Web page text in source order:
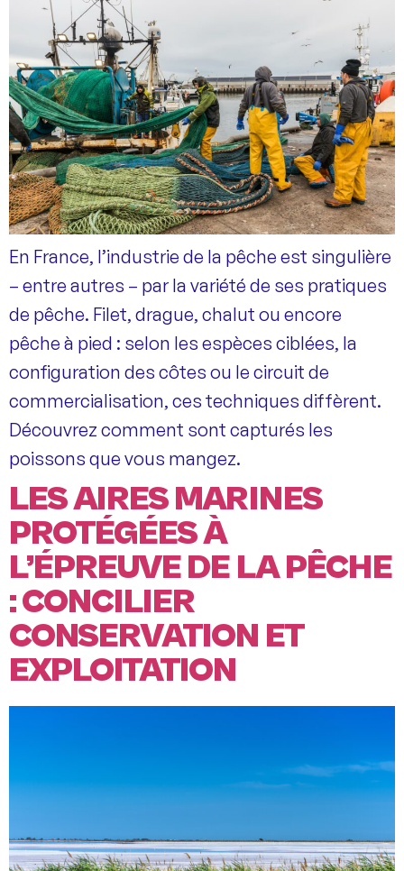
En France, l’industrie de la pêche est singulière
– entre autres – par la variété de ses pratiques
de pêche. Filet, drague, chalut ou encore
pêche à pied : selon les espèces ciblées, la
configuration des côtes ou le circuit de
commercialisation, ces techniques diffèrent.
Découvrez comment sont capturés les
poissons que vous mangez.
LES AIRES MARINES
PROTÉGÉES À
L’ÉPREUVE DE LA PÊCHE
: CONCILIER
CONSERVATION ET
EXPLOITATION